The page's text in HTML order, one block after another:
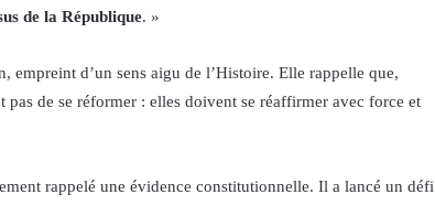
de la République. »
empreint d’un sens aigu de l’Histoire. Elle rappelle que,
de se réformer : elles doivent se réaffirmer avec force et
rappelé une évidence constitutionnelle. Il a lancé un défi